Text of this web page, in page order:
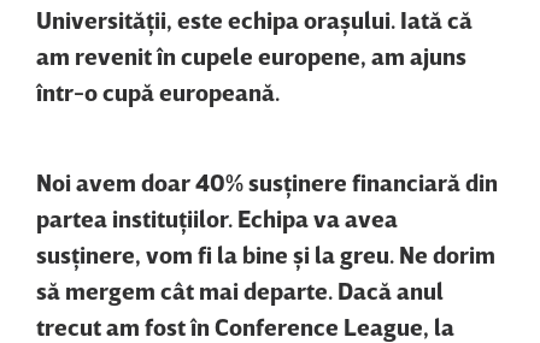
Universităţii, este echipa oraşului. Iată că
am revenit în cupele europene, am ajuns
într-o cupă europeană.
Noi avem doar 40% susţinere financiară din
partea instituţiilor. Echipa va avea
susţinere, vom fi la bine şi la greu. Ne dorim
să mergem cât mai departe. Dacă anul
trecut am fost în Conference League, la